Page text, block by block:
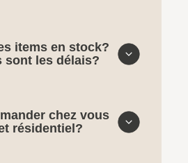
items en stock?
sont les délais?
chez vous
résidentiel?